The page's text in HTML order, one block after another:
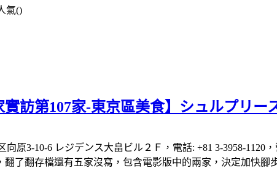
氣()
實訪第107家-東京區美食】シュルプリ
向原3-10-6 レジデンス大畠ビル２Ｆ，電話: +81 3-3958-
翻了翻存檔還有五家沒寫，包含電影版中的兩家，決定加快